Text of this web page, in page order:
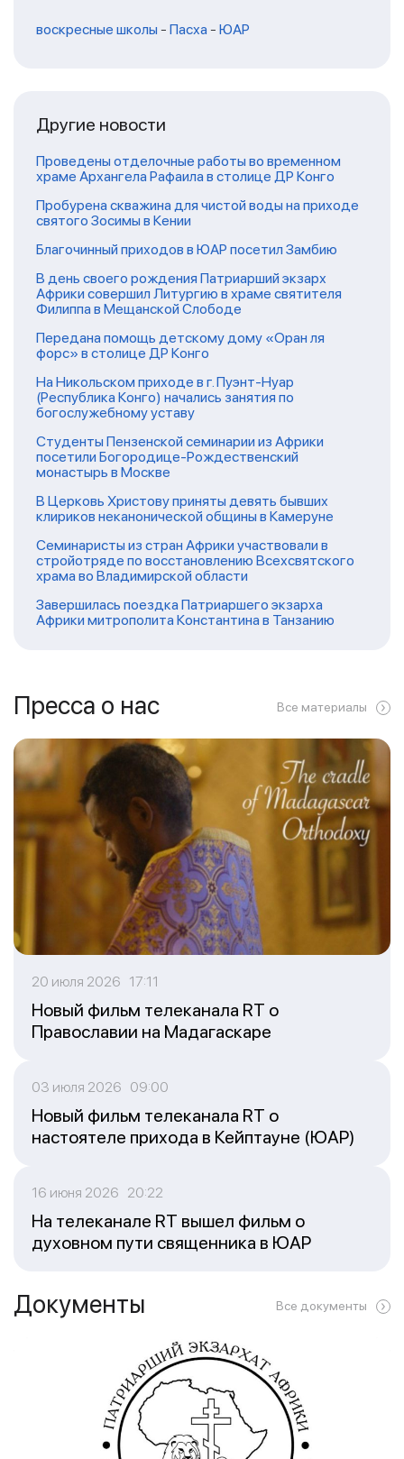
воскресные школы - Пасха - ЮАР
Другие новости
Проведены отделочные работы во временном
храме Архангела Рафаила в столице ДР Конго
Пробурена скважина для чистой воды на приходе
святого Зосимы в Кении
Благочинный приходов в ЮАР посетил Замбию
В день своего рождения Патриарший экзарх
Африки совершил Литургию в храме святителя
Филиппа в Мещанской Слободе
Передана помощь детскому дому «Оран ля
форс» в столице ДР Конго
На Никольском приходе в г. Пуэнт-Нуар
(Республика Конго) начались занятия по
богослужебному уставу
Студенты Пензенской семинарии из Африки
посетили Богородице-Рождественский
монастырь в Москве
В Церковь Христову приняты девять бывших
клириков неканонической общины в Камеруне
Семинаристы из стран Африки участвовали в
стройотряде по восстановлению Всехсвятского
храма во Владимирской области
Завершилась поездка Патриаршего экзарха
Африки митрополита Константина в Танзанию
Пресса о нас Все материалы
20 июля 2026 17:11
Новый фильм телеканала RT о
Православии на Мадагаскаре
03 июля 2026 09:00
Новый фильм телеканала RT о
настоятеле прихода в Кейптауне (ЮАР)
16 июня 2026 20:22
На телеканале RT вышел фильм о
духовном пути священника в ЮАР
Документы Все документы